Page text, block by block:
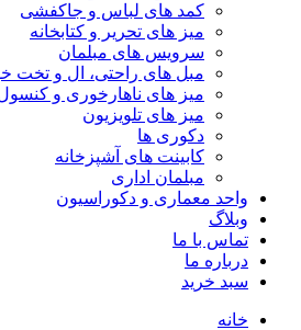
کمد های لباس و جاکفشی
میز های تحریر و کتابخانه
سرویس های مبلمان
مبل های راحتی، ال و تخت
میز های ناهارخوری و
میز های تلویزیون
دکوری ها
کابینت های آشپزخانه
مبلمان اداری
واحد معماری و دکوراسیون
وبلاگ
تماس با ما
درباره ما
سبد خرید
خانه